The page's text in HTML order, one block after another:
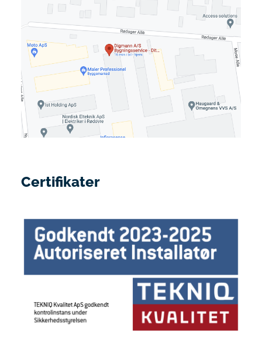
Certifikater